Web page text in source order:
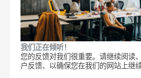
我们正在倾听！
您的反馈对我们很重要。请继续阅读
户反馈、以确保您在我们的网站上继